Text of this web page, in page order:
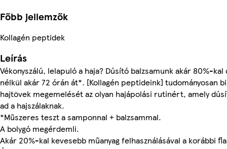
Főbb jellemzők
Kollagén peptidek
Leírás
Vékonyszálú, lelapuló a haja? Dúsító balzsamunk akár 80%-
nélkül akár 72 órán át*. [Kollagén peptideink] tudományosan
hajtövek megemelését az olyan hajápolási rutinért, amely
ad a hajszálaknak.
*Műszeres teszt a samponnal + balzsammal.
A bolygó megérdemli.
Akár 20%-kal kevesebb műanyag felhasználásával a korábbi